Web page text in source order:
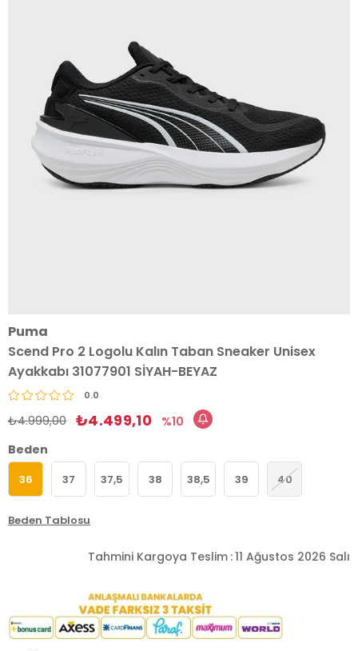
Puma
Scend Pro 2 Logolu Kalın Taban Sneaker Unisex
Ayakkabı 31077901 SİYAH-BEYAZ
0.0
₺4.999,00 ₺4.499,10
10
Beden
36 37 37,5 38 38,5 39 40
Beden Tablosu
Tahmini Kargoya Teslim :11 Ağustos 2026 Salı